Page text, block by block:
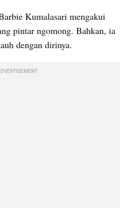
Kumalasari mengakui
pintar ngomong. Bahkan, ia
dengan dirinya.